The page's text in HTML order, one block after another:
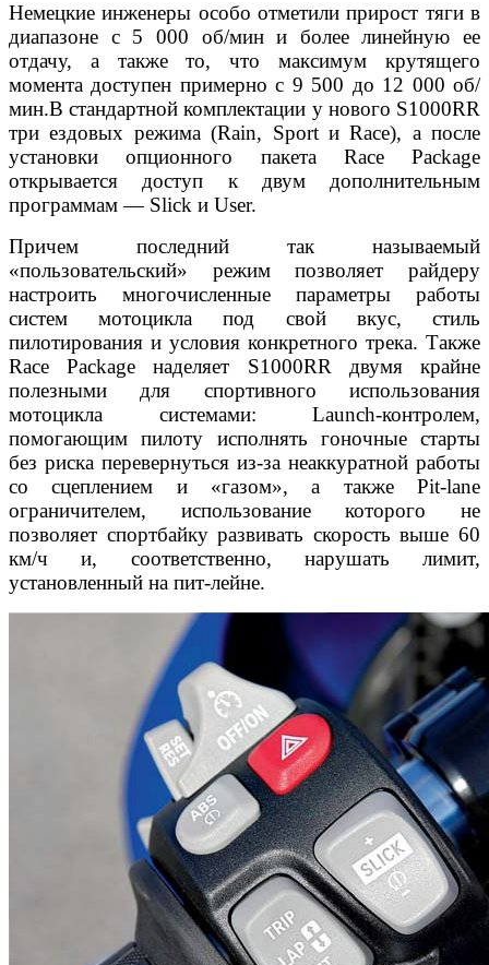
Немецкие инженеры особо отметили прирост тяги в
диапазоне с 5 000 об/мин и более линейную ее
отдачу, а также то, что максимум крутящего
момента доступен примерно с 9 500 до 12 000 об/
мин.В стандартной комплектации у нового S1000RR
три ездовых режима (Rain, Sport и Race), а после
установки опционного пакета Race Package
открывается доступ к двум дополнительным
программам — Slick и User.
Причем последний так называемый
«пользовательский» режим позволяет райдеру
настроить многочисленные параметры работы
систем мотоцикла под свой вкус, стиль
пилотирования и условия конкретного трека. Также
Race Package наделяет S1000RR двумя крайне
полезными для спортивного использования
мотоцикла системами: Launch-контролем,
помогающим пилоту исполнять гоночные старты
без риска перевернуться из-за неаккуратной работы
со сцеплением и «газом», а также Pit-lane
ограничителем, использование которого не
позволяет спортбайку развивать скорость выше 60
км/ч и, соответственно, нарушать лимит,
установленный на пит-лейне.